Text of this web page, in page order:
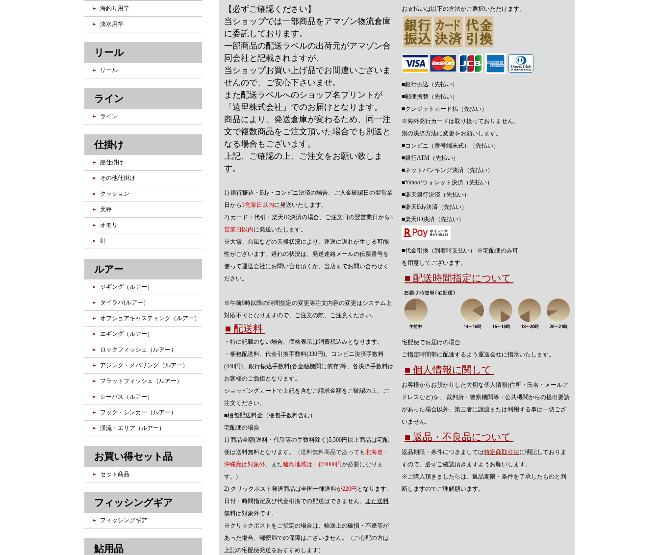
【必ずご確認ください】
当ショップでは一部商品をアマゾン物流倉庫
に委託しております。
一部商品の配送ラベルの出荷元がアマゾン合
同会社と記載されますが、
当ショップお買い上げ品でお間違いございま
せんので、ご安心下さいませ。
また配送ラベルへのショップ名プリントが
「遠里株式会社」でのお届けとなります。
商品により、発送倉庫が変わるため、同一注
文で複数商品をご注文頂いた場合でも別送と
なる場合もございます。
上記、ご確認の上、ご注文をお願い致しま
す。
1) 銀行振込・Edy・コンビニ決済の場合、ご入金確認日の翌営業
日から3営業日以内に発送いたします。
2) カード・代引・楽天ID決済の場合、ご注文日の翌営業日から3
営業日以内に発送いたします。
※大雪、台風などの天候状況により、運送に遅れが生じる可能
性がございます。遅れの状況は、発送連絡メールの伝票番号を
使って運送会社にお問い合せ頂くか、当店までお問い合わせく
ださい。
※午前9時以降の時間指定の変更等注文内容の変更はシステム上
対応不可となりますので、ご注文の際、ご注意ください。
■ 配送料
・特に記載のない場合、価格表示は消費税込みとなります。
・梱包配送料、代金引換手数料(330円)、コンビニ決済手数料
(440円)、銀行振込手数料(各金融機関に依存)等、各決済手数料は
お客様のご負担となります。
ショッピングカートで上記を含むご請求金額をご確認の上、ご
注文ください。
■梱包配送料金（梱包手数料含む）
宅配便の場合
1) 商品金額(送料・代引等の手数料除く)5,500円以上商品は宅配
便は送料無料となります。
（送料無料商品であっても北海道・
沖縄宛は対象外、また離島地域は一律4000円が必要になりま
す。)
2) クリックポスト発送商品は全国一律送料が220円 となります、
日付・時間指定及び代金引換での配送はできません。
また送料
無料は対象外です。
※クリックポストをご指定の場合は、輸送上の破損・不達等が
あった場合、郵便局での保障はございません。（ご心配の方は
上記の宅配便発送をおすすめします）
お支払いは以下の方法がご選択いただけます。
■銀行振込（先払い）
■郵便振替（先払い）
■クレジットカード払（先払い）
※海外発行カードは取り扱っておりません。
別の決済方法に変更をお願いします。
■コンビニ（番号端末式）（先払い）
■銀行ATM（先払い）
■ネットバンキング決済（先払い）
■Yahoo!ウォレット決済（先払い）
■楽天銀行決済（先払い）
■楽天Edy決済（先払い）
■楽天ID決済（先払い）
■代金引換（到着時支払い） ※宅配便のみ可
を用意してございます。
■ 配送時間指定について
宅配便でお届けの場合
ご指定時間帯に配達するよう運送会社に指示いたします。
■ 個人情報に関して
お客様からお預かりした大切な個人情報(住所・氏名・メールア
ドレスなど)を、 裁判所・警察機関等・公共機関からの提出要請
があった場合以外、第三者に譲渡または利用する事は一切ござ
いません。
■ 返品・不良品について
返品期限・条件につきましては特定商取引法に明記しておりま
すので、必ずご確認頂きますようお願いします。
※ご購入頂きましたらは、返品期限・条件を了承したものと判
断しますのでご理解願います。
海釣り用竿
淡水用竿
リール
リール
ライン
ライン
仕掛け
船仕掛け
その他仕掛け
クッション
天秤
オモリ
針
ルアー
ジギング（ルアー）
タイラバ(ルアー）
オフショアキャスティング（ルアー）
エギング（ルアー）
ロックフィッシュ（ルアー）
アジング・メバリング（ルアー）
フラットフィッシュ（ルアー）
シーバス（ルアー）
フック・シンカー（ルアー）
渓流・エリア（ルアー）
お買い得セット品
セット商品
フィッシングギア
フィッシングギア
鮎用品